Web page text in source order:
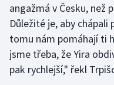
angažmá v Česku, než
Důležité je, aby chápali
tomu nám pomáhají ti
jsme třeba, že Yira
pak rychlejší," řekl